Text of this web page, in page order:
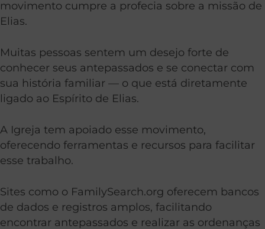
movimento cumpre a profecia sobre a missão de
Elias.
Muitas pessoas sentem um desejo forte de
conhecer seus antepassados e se conectar com
sua história familiar — o que está diretamente
ligado ao Espírito de Elias.
A Igreja tem apoiado esse movimento,
oferecendo ferramentas e recursos para facilitar
esse trabalho.
Sites como o FamilySearch.org oferecem bancos
de dados e registros amplos, facilitando
encontrar antepassados e realizar as ordenanças